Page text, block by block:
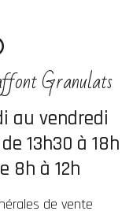
Granulats
au vendredi
13h30 à 18h
8h à 12h
de vente